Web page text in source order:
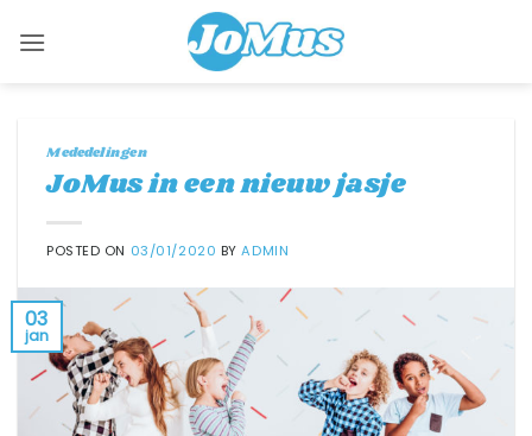
Mededelingen
JoMus in een nieuw jasje
POSTED ON 03/01/2020 BYADMIN
03
jan